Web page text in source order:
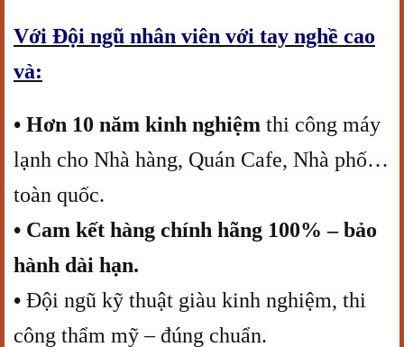
Với Đội ngũ nhân viên với tay nghề cao
và:
• Hơn 10 năm kinh nghiệm thi công máy
lạnh cho Nhà hàng, Quán Cafe, Nhà phố…
toàn quốc.
• Cam kết hàng chính hãng 100% – bảo
hành dài hạn.
• Đội ngũ kỹ thuật giàu kinh nghiệm, thi
công thẩm mỹ – đúng chuẩn.